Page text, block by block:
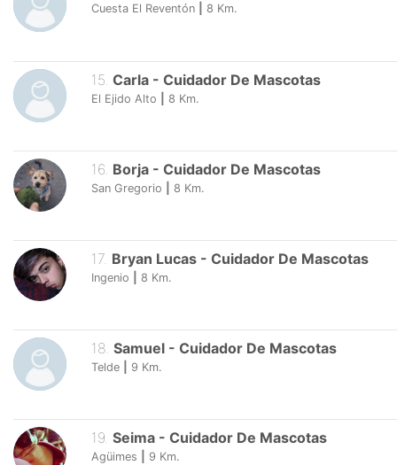
Cuesta El Reventón 8 Km.
15 Carla - Cuidador De Mascotas
El Ejido Alto 8 Km.
16 Borja - Cuidador De Mascotas
San Gregorio 8 Km.
17. Bryan Lucas - Cuidador De Mascotas
Ingenio 8 Km.
18. Samuel - Cuidador De Mascotas
Telde 9 Km.
19. Seima - Cuidador De Mascotas
Agüimes 9 Km.